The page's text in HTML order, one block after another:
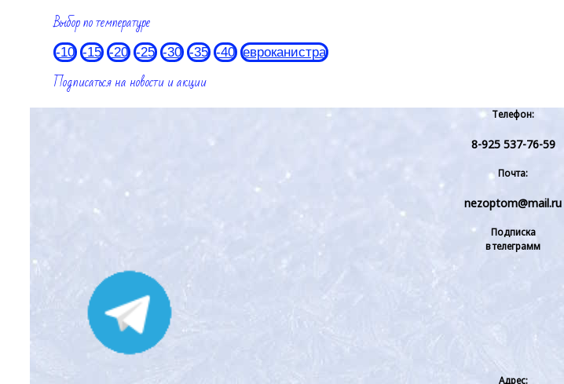
Выбор по температуре
-10 -15 -20 -25 -30 -35 -40 евроканистра
Подписаться на новости и акции
Телефон:
8-925 537-76-59
Почта:
nezoptom@mail.ru
Подписка
в телеграмм
Адрес: